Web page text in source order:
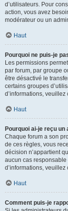
d’utilisateurs. Pour
action, vous avez
modérateur ou un
Haut
Pourquoi ne puis-je
Les permissions
par forum, par groupe
être désactivé le
certains groupes
d’informations,
Haut
Pourquoi ai-je reçu
Chaque forum a son
de ces règles, vous
décision n’appartient
aucun cas
d’informations,
Haut
Comment puis-je